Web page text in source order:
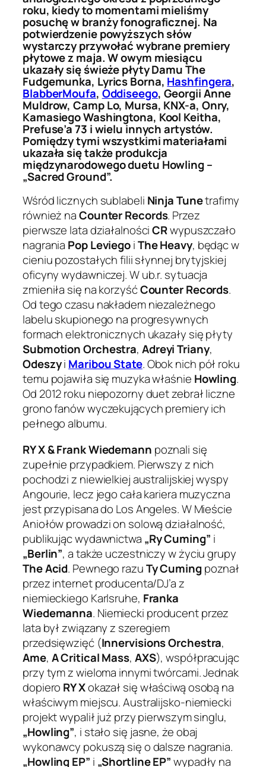
roku, kiedy to momentami mieliśmy
posuchę w branży fonograficznej. Na
potwierdzenie powyższych słów
wystarczy przywołać wybrane premiery
płytowe z maja. W owym miesiącu
ukazały się świeże płyty Damu The
Fudgemunka, Lyrics Borna, Hashfingera,
BlabberMoufa, Oddiseego, Georgii Anne
Muldrow, Camp Lo, Mursa, KNX-a, Onry,
Kamasiego Washingtona, Kool Keitha,
Prefuse’a 73 i wielu innych artystów.
Pomiędzy tymi wszystkimi materiałami
ukazała się także produkcja
międzynarodowego duetu Howling –
„Sacred Ground”.
Wśród licznych sublabeli Ninja Tunetrafimy
również naCounter Records. Przez
pierwsze lata działalnościCRwypuszczało
nagrania Pop LeviegoiThe Heavy, będąc w
cieniu pozostałych filii słynnej brytyjskiej
oficyny wydawniczej. W ub.r. sytuacja
zmieniła się na korzyśćCounter Records.
Od tego czasu nakładem niezależnego
labelu skupionego na progresywnych
formach elektronicznych ukazały się płyty
Submotion Orchestra, Adreyi Triany,
Odeszyi Maribou State. Obok nich pół roku
temu pojawiła się muzyka właśnie Howling.
Od 2012 roku niepozorny duet zebrał liczne
grono fanów wyczekujących premiery ich
pełnego albumu.
RY X & Frank Wiedemann poznali się
zupełnie przypadkiem. Pierwszy z nich
pochodzi z niewielkiej australijskiej wyspy
Angourie, lecz jego cała kariera muzyczna
jest przypisana do Los Angeles. W Mieście
Aniołów prowadzi on solową działalność,
publikując wydawnictwa „Ry Cuming” i
„Berlin”, a także uczestniczy w życiu grupy
The Acid. Pewnego razuTy Cuming poznał
przez internet producenta/DJ’a z
niemieckiego Karlsruhe, Franka
Wiedemanna. Niemiecki producent przez
lata był związany z szeregiem
przedsięwzięć (Innervisions Orchestra,
Ame, A Critical Mass, AXS), współpracując
przy tym z wieloma innymi twórcami. Jednak
dopiero RY Xokazał się właściwą osobą na
właściwym miejscu. Australijsko-niemiecki
projekt wypalił już przy pierwszym singlu,
„Howling”, i stało się jasne, że obaj
wykonawcy pokuszą się o dalsze nagrania.
„Howling EP” i „Shortline EP”wypadły na